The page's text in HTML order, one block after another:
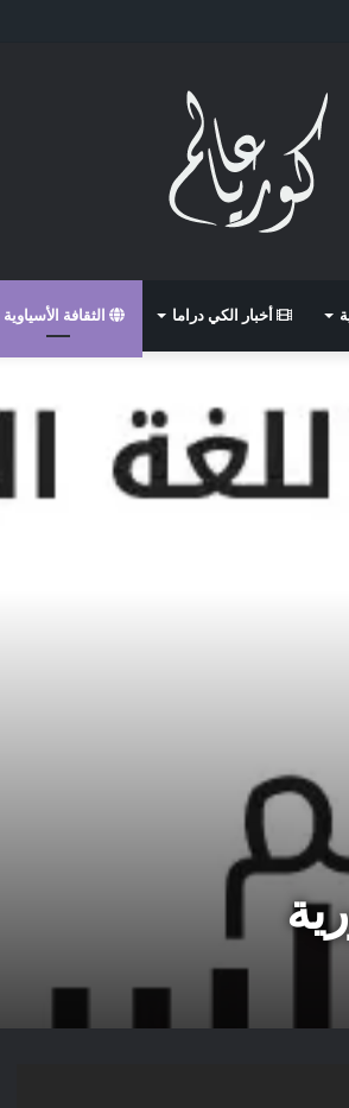
أخبار الكي دراما الثقافة الأسياوية